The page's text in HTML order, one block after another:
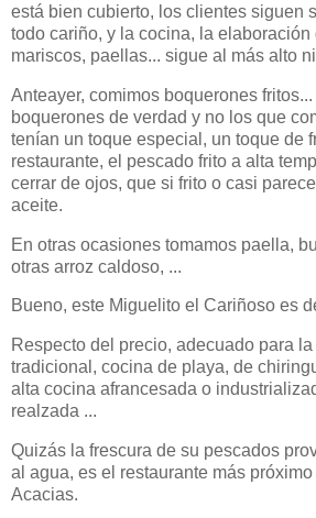
está bien cubierto, los clientes siguen
todo cariño, y la cocina, la elaboración
mariscos, paellas... sigue al más alto
Anteayer, comimos boquerones
boquerones de verdad y no los que
tenían un toque especial, un toque de
restaurante, el pescado frito a alta
cerrar de ojos, que si frito o casi
aceite.
En otras ocasiones tomamos paella,
otras arroz caldoso, ...
Bueno, este Miguelito el Cariñoso es
Respecto del precio, adecuado para
tradicional, cocina de playa, de
alta cocina afrancesada o
realzada ...
Quizás la frescura de su pescados
al agua, es el restaurante más
Acacias.